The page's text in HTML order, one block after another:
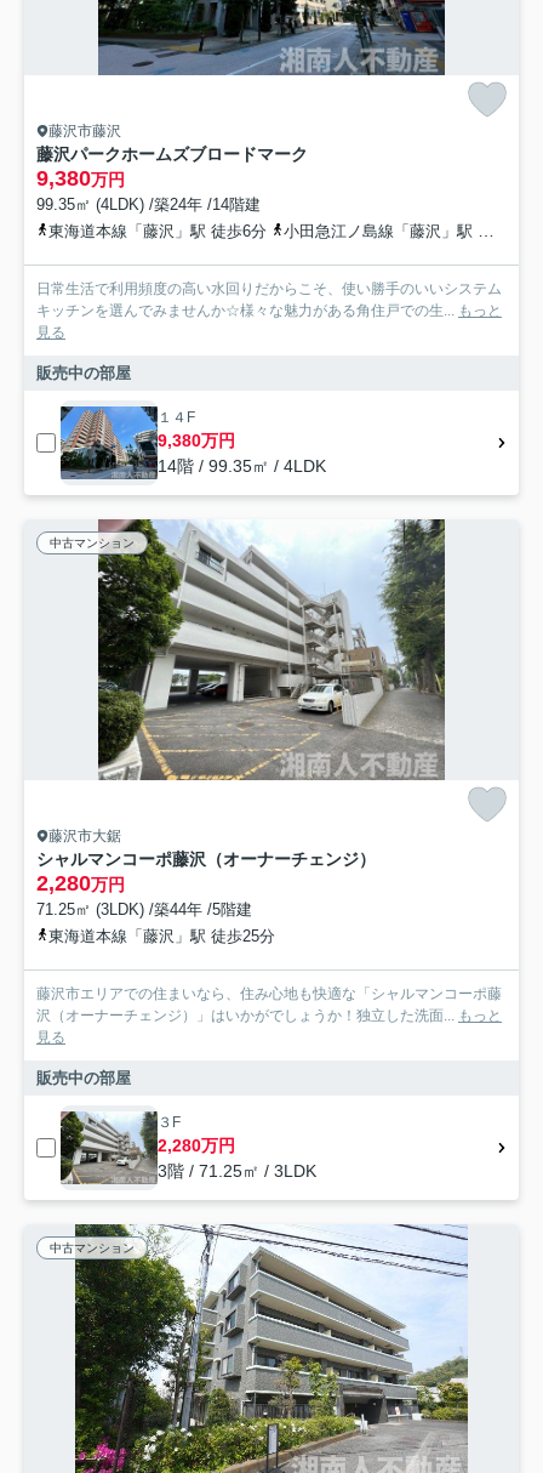
藤沢市藤沢
藤沢パークホームズブロードマーク
9,380万円
99.35㎡ (4LDK) /築24年 /14階建
東海道本線「藤沢」駅 徒歩6分
小田急江ノ島線「藤沢」駅 徒歩6分
日常生活で利用頻度の高い水回りだからこそ、使い勝手のいいシステム
キッチンを選んでみませんか☆様々な魅力がある角住戸での生... もっと
見る
販売中の部屋
１４F
9,380万円
14階 / 99.35㎡ / 4LDK
中古マンション
藤沢市大鋸
シャルマンコーポ藤沢（オーナーチェンジ）
2,280万円
71.25㎡ (3LDK) /築44年 /5階建
東海道本線「藤沢」駅 徒歩25分
藤沢市エリアでの住まいなら、住み心地も快適な「シャルマンコーポ藤
沢（オーナーチェンジ）」はいかがでしょうか！独立した洗面... もっと
見る
販売中の部屋
３F
2,280万円
3階 / 71.25㎡ / 3LDK
中古マンション